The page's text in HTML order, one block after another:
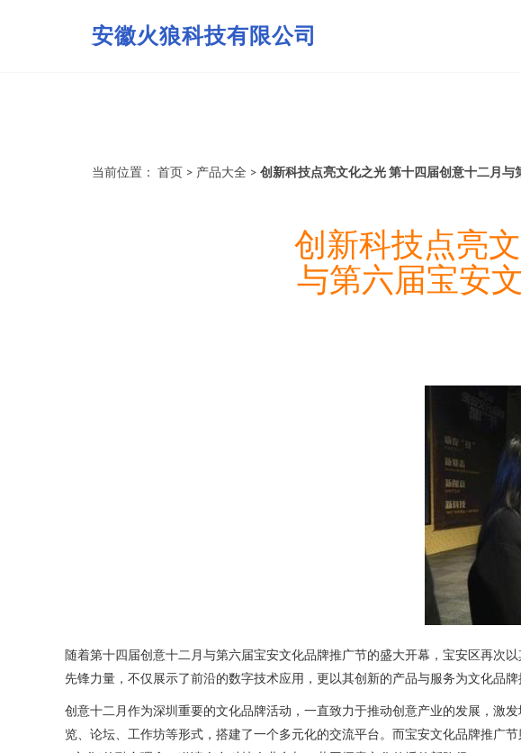
安徽火狼科技有限公司
当前位置： 首页 > 产品大全 > 创新科技点亮文化之光 第十四届创意十二月
创新科技点亮
与第六届宝安
随着第十四届创意十二月与第六届宝安文化品牌推广节的盛大开幕，宝安区再次
先锋力量，不仅展示了前沿的数字技术应用，更以其创新的产品与服务为文化品牌
创意十二月作为深圳重要的文化品牌活动，一直致力于推动创意产业的发展，激
览、论坛、工作坊等形式，搭建了一个多元化的交流平台。而宝安文化品牌推广